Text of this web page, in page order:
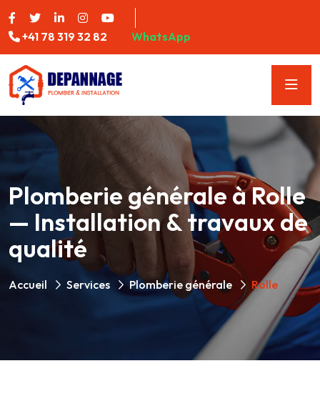
+41 78 319 32 82 WhatsApp
Plomberie générale à Rolle
— Installation & travaux de
qualité
Accueil Services Plomberie générale Rolle